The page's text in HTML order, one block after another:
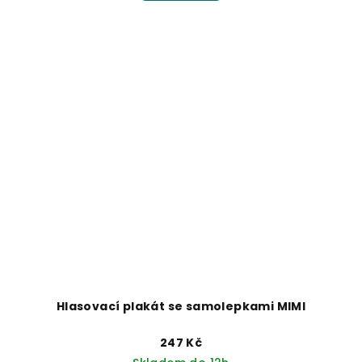
Hlasovací plakát se samolepkami MIMI
247 Kč